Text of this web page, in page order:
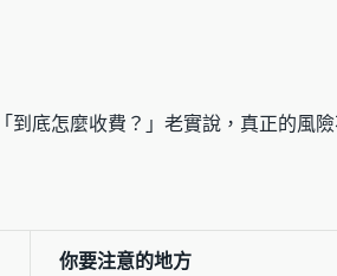
底怎麼收費？」老實說，真正的風
你要注意的地方